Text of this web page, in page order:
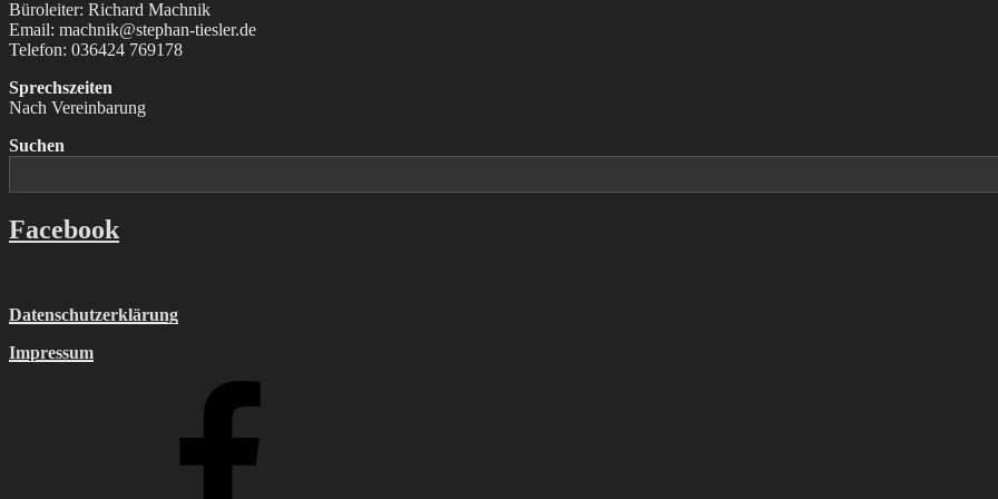
Büroleiter: Richard Machnik
Email: machnik@stephan-tiesler.de
Telefon: 036424 769178
Sprechszeiten
Nach Vereinbarung
Suchen
Facebook
Datenschutzerklärung
Impressum